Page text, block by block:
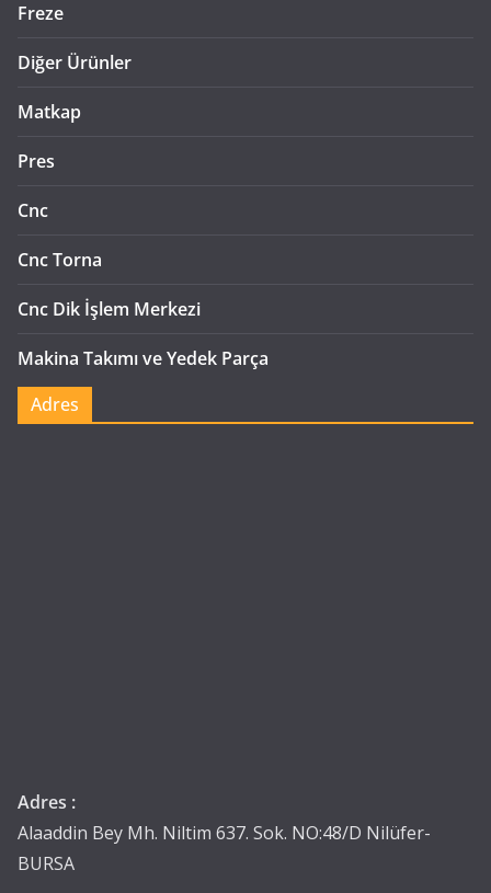
Freze
Diğer Ürünler
Matkap
Pres
Cnc
Cnc Torna
Cnc Dik İşlem Merkezi
Makina Takımı ve Yedek Parça
Adres
Adres :
Alaaddin Bey Mh. Niltim 637. Sok. NO:48/D Nilüfer-
BURSA